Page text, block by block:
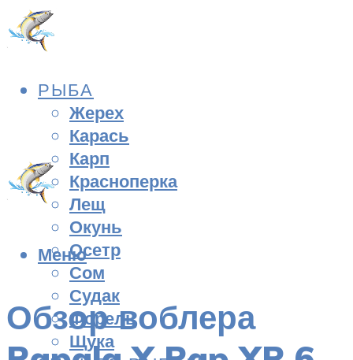
РЫБА
Жерех
Карась
Карп
Красноперка
Лещ
Окунь
Осетр
Сом
Судак
Форель
Щука
Меню
Обзор воблера